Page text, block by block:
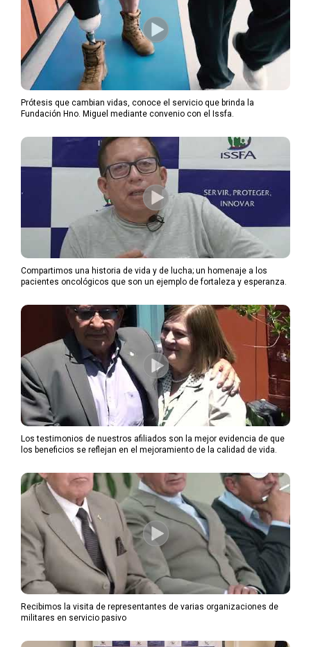
Prótesis que cambian vidas, conoce el servicio que brinda la
Fundación Hno. Miguel mediante convenio con el Issfa.
Compartimos una historia de vida y de lucha; un homenaje a los
pacientes oncológicos que son un ejemplo de fortaleza y esperanza.
Los testimonios de nuestros afiliados son la mejor evidencia de que
los beneficios se reflejan en el mejoramiento de la calidad de vida.
Recibimos la visita de representantes de varias organizaciones de
militares en servicio pasivo